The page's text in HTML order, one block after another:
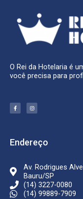
O Rei da Hotelaria é
você precisa para
F
a
c
k
-
I
n
s
m
Endereço
Av. Rodrigues
Bauru/SP
(14) 3227-0080
(14) 99889-7909